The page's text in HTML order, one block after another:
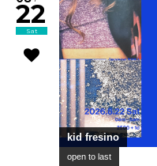
22
Sat
kid fresino
open to last